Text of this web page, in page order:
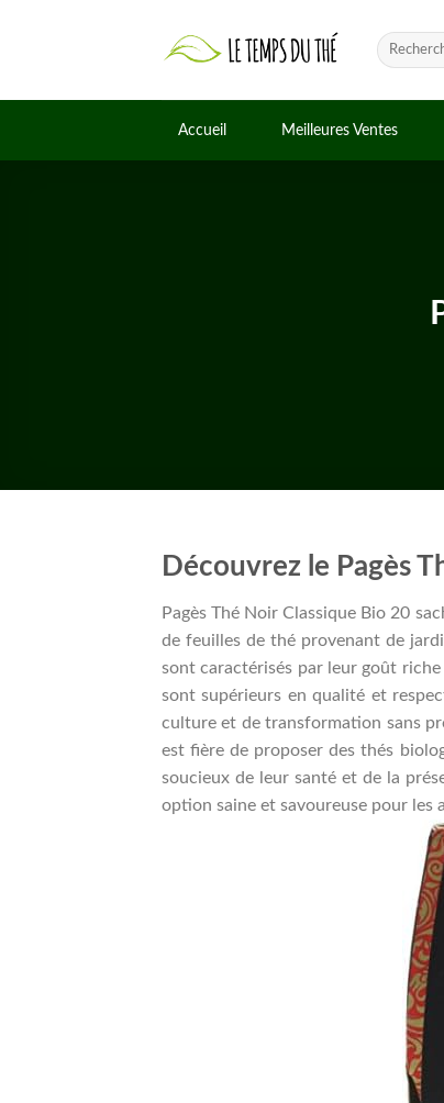
Recherche
pour :
Accueil Meilleures Ventes
Découvrez le Pagès
Pagès Thé Noir Classique Bio 20
de feuilles de thé provenant de
sont caractérisés par leur goût
sont supérieurs en qualité et
culture et de transformation sans
est fière de proposer des thés
soucieux de leur santé et de la
option saine et savoureuse pour les